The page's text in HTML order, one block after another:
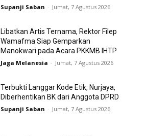
Supanji Saban - Jumat, 7 Agustus 2026
Libatkan Artis Ternama, Rektor Filep
Wamafma Siap Gemparkan
Manokwari pada Acara PKKMB IHTP
Jaga Melanesia - Jumat, 7 Agustus 2026
Terbukti Langgar Kode Etik, Nurjaya,
Diberhentikan BK dari Anggota DPRD
Supanji Saban - Jumat, 7 Agustus 2026